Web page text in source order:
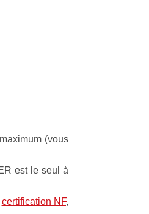
(vous
est le seul à
certification NF,